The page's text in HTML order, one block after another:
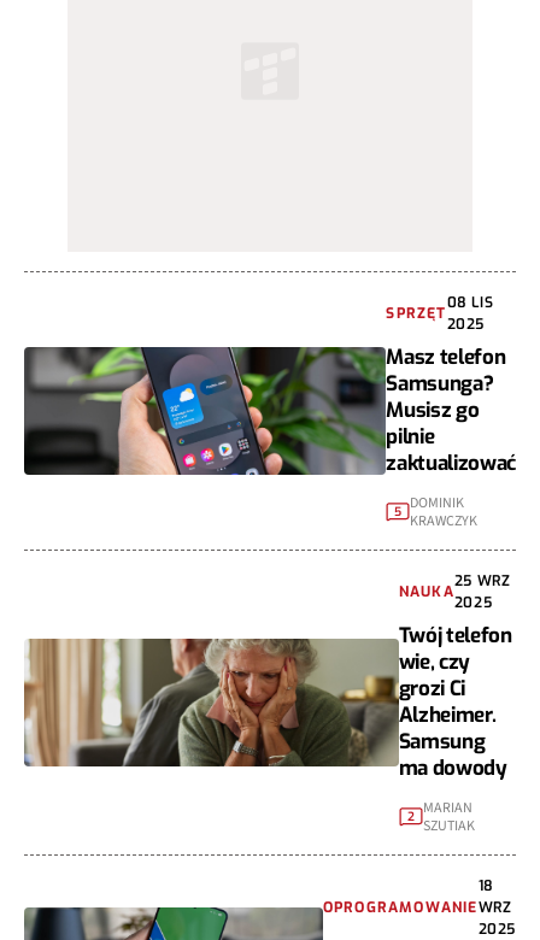
SPRZĘT
08 LIS
2025
Masz telefon
Samsunga?
Musisz go
pilnie
zaktualizować
5
DOMINIK
KRAWCZYK
NAUKA
25 WRZ
2025
Twój telefon
wie, czy
grozi Ci
Alzheimer.
Samsung
ma dowody
2 MARIAN
SZUTIAK
OPROGRAMOWANIE
18
WRZ
2025